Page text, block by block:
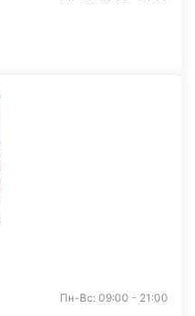
Пн-Вс: 09:00 - 21:00